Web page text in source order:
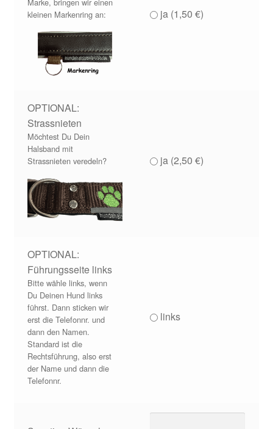
kleinen Markenring an:
ja (1,50€)
OPTIONAL:
Strassnieten
Möchtest Du Dein
Halsband mit
Strassnieten veredeln?
ja (2,50€)
OPTIONAL:
Führungsseite links
Bitte wähle links, wenn
Du Deinen Hund links
führst. Dann sticken wir
erst die Telefonnr. und
dann den Namen.
Standard ist die
Rechtsführung, also erst
der Name und dann die
Telefonnr.
links